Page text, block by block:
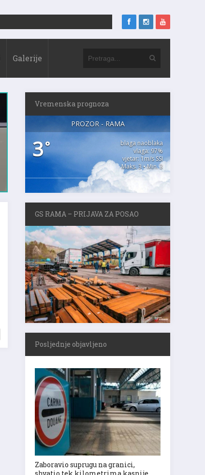
Galerije
Vremenska prognoza
PROZOR - RAMA
3°
blaga naoblaka
vlaga: 97%
vjetar: 1m/s SSI
Maks. 3 • Min. 3
GS RAMA – PRIJAVA ZA POSAO
Posljednje objavljeno
Zaboravio suprugu na granici,